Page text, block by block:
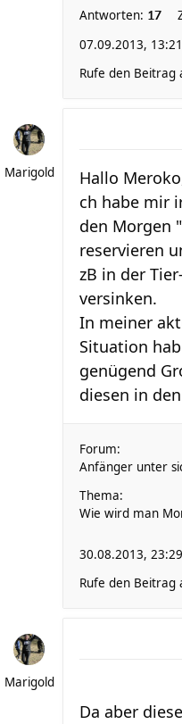
Antworten: 17
07.09.2013, 13:21
Rufe den Beitrag
Marigold
Hallo
ch habe mir
den Morgen
reservieren
zB in der
versinken.
In meiner
Situation
genügend
diesen in
Forum:
Anfänger unter
Thema:
Wie wird man
30.08.2013, 23:29
Rufe den Beitrag
Marigold
Da aber